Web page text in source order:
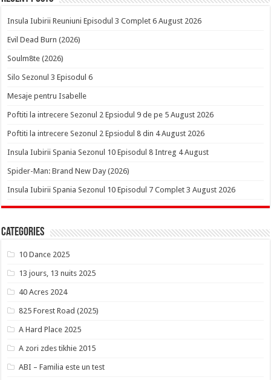
Insula Iubirii Reuniuni Episodul 3 Complet 6 August 2026
Evil Dead Burn (2026)
Soulm8te (2026)
Silo Sezonul 3 Episodul 6
Mesaje pentru Isabelle
Poftiti la intrecere Sezonul 2 Epsiodul 9 de pe 5 August 2026
Poftiti la intrecere Sezonul 2 Epsiodul 8 din 4 August 2026
Insula Iubirii Spania Sezonul 10 Episodul 8 Intreg 4 August
Spider-Man: Brand New Day (2026)
Insula Iubirii Spania Sezonul 10 Episodul 7 Complet 3 August 2026
Categories
10 Dance 2025
13 jours, 13 nuits 2025
40 Acres 2024
825 Forest Road (2025)
A Hard Place 2025
A zori zdes tikhie 2015
ABI – Familia este un test